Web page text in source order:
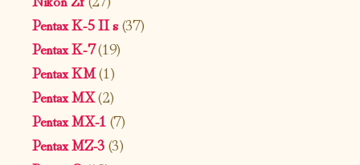
Pentax K-5 II s(37)
Pentax K-7(19)
Pentax KM(1)
Pentax MX(2)
Pentax MX-1 (7)
Pentax MZ-3(3)